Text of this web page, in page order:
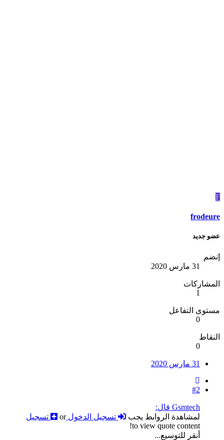
F
frodeure
عضو جديد
إنضم
31 مارس 2020
المشاركات
1
مستوى التفاعل
0
النقاط
0
31 مارس 2020
#2
Gsmtech قال:
لمشاهدة الروابط يجب
تسجيل الدخولor
تسجيل
to view quote content!
أنقر للتوسيع...